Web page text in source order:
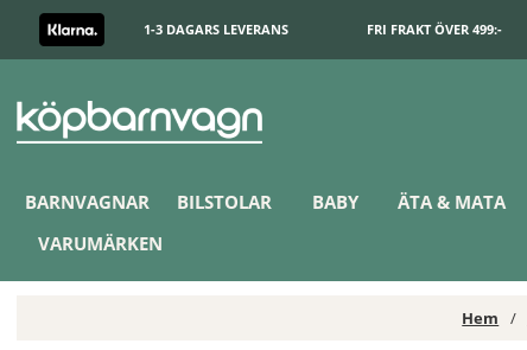
1-3 DAGARS LEVERANS FRI FRAKT ÖVER 499:-
BARNVAGNAR BILSTOLAR BABY ÄTA & MATA
VARUMÄRKEN
Hem